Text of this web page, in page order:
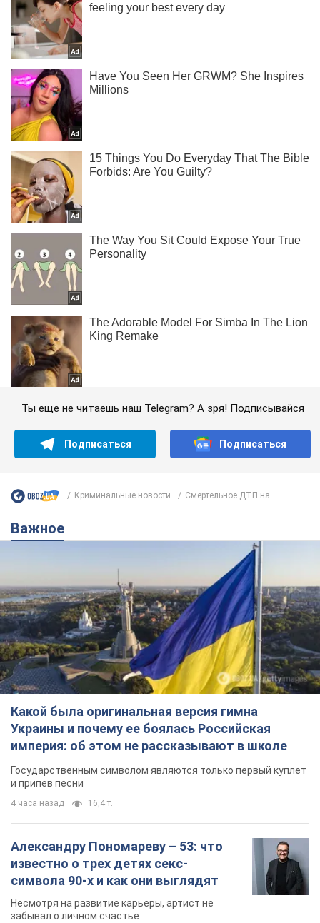
Ты еще не читаешь наш Telegram? А зря! Подписывайся
Подписаться Подписаться
Криминальные новости Смертельное ДТП на...
Важное
Какой была оригинальная версия гимна
Украины и почему ее боялась Российская
империя: об этом не рассказывают в школе
Государственным символом являются только первый куплет
и припев песни
4 часа назад 16,4 т.
Александру Пономареву – 53: что
известно о трех детях секс-
символа 90-х и как они выглядят
Несмотря на развитие карьеры, артист не
забывал о личном счастье